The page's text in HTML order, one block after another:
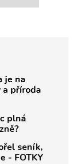
je na
příroda
plná
seník,
- FOTKY